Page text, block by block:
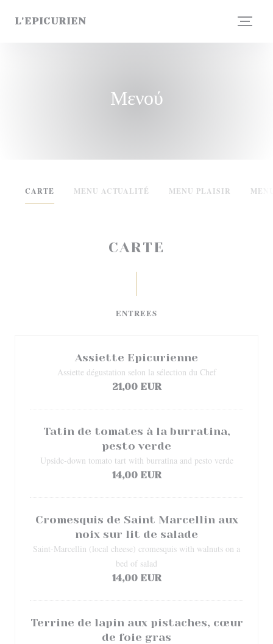
L'EPICURIEN
Μενού
CARTE MENU ACTUALITÉ MENU PLAISIR
CARTE
ENTREES
Assiette Epicurienne
Assiette dégustation selon la sélection du Chef
21,00 EUR
Tatin de tomates à la burratina,
pesto verde
Upside-down tomato tart with burratina and pesto verde
14,00 EUR
Cromesquis de Saint Marcellin aux
noix sur lit de salade
Saint-Marcellin (local cheese) cromesquis with walnuts on a
bed of salad
14,00 EUR
Terrine de lapin aux pistaches, cœur
de foie gras